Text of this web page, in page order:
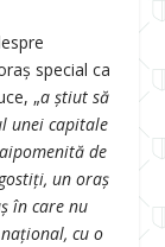
special ca
„a știut să
unei capitale
de
un oraș
în care nu
cu o